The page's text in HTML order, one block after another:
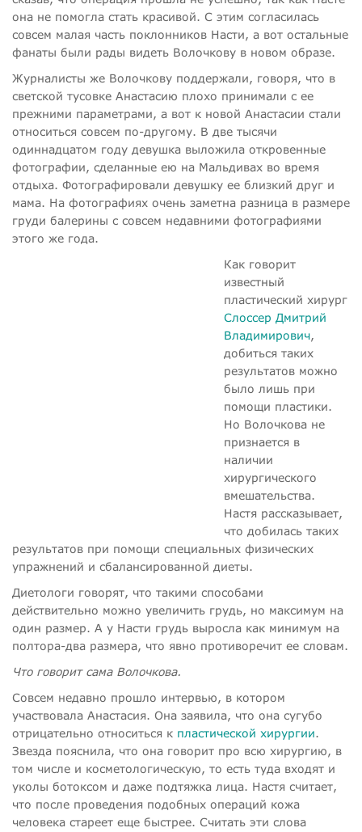
она не помогла стать красивой. С этим согласилась
совсем малая часть поклонников Насти, а вот остальные
фанаты были рады видеть Волочкову в новом образе.
Журналисты же Волочкову поддержали, говоря, что в
светской тусовке Анастасию плохо принимали с ее
прежними параметрами, а вот к новой Анастасии стали
относиться совсем по-другому. В две тысячи
одиннадцатом году девушка выложила откровенные
фотографии, сделанные ею на Мальдивах во время
отдыха. Фотографировали девушку ее близкий друг и
мама. На фотографиях очень заметна разница в размере
груди балерины с совсем недавними фотографиями
этого же года.
Как говорит
известный
пластический хирург
Слоссер Дмитрий
Владимирович,
добиться таких
результатов можно
было лишь при
помощи пластики.
Но Волочкова не
признается в
наличии
хирургического
вмешательства.
Настя рассказывает,
что добилась таких
результатов при помощи специальных физических
упражнений и сбалансированной диеты.
Диетологи говорят, что такими способами
действительно можно увеличить грудь, но максимум на
один размер. А у Насти грудь выросла как минимум на
полтора-два размера, что явно противоречит ее словам.
Что говорит сама Волочкова.
Совсем недавно прошло интервью, в котором
участвовала Анастасия. Она заявила, что она сугубо
отрицательно относиться к пластической хирургии.
Звезда пояснила, что она говорит про всю хирургию, в
том числе и косметологическую, то есть туда входят и
уколы ботоксом и даже подтяжка лица. Настя считает,
что после проведения подобных операций кожа
человека стареет еще быстрее. Считать эти слова